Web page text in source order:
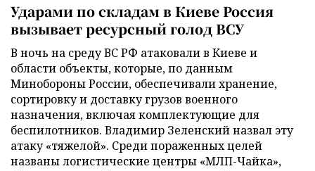
Ударами по складам в Киеве Россия
вызывает ресурсный голод ВСУ
В ночь на среду ВС РФ атаковали в Киеве и
области объекты, которые, по данным
Минобороны России, обеспечивали хранение,
сортировку и доставку грузов военного
назначения, включая комплектующие для
беспилотников. Владимир Зеленский назвал эту
атаку «тяжелой». Среди пораженных целей
названы логистические центры «МЛП-Чайка»,